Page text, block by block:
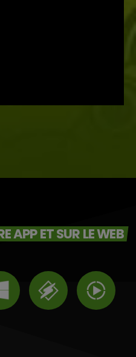
APP ET SUR LE WEB